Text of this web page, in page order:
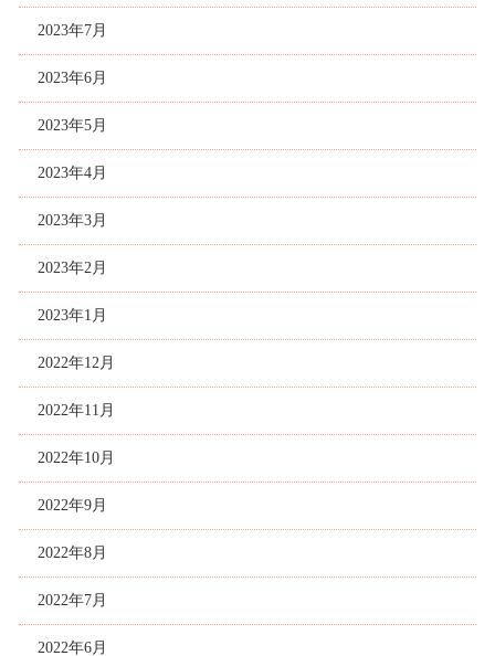
2023年7月
2023年6月
2023年5月
2023年4月
2023年3月
2023年2月
2023年1月
2022年12月
2022年11月
2022年10月
2022年9月
2022年8月
2022年7月
2022年6月